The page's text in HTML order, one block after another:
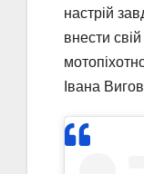
настрій
внести
Івана